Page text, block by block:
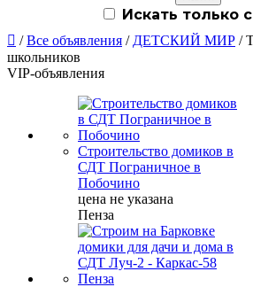
Искать только
 /Все объявления / ДЕТСКИЙ МИР /
школьников
VIP-объявления
Строительство домиков в
СДТ Пограничное в
Побочино
цена не указана
Пенза